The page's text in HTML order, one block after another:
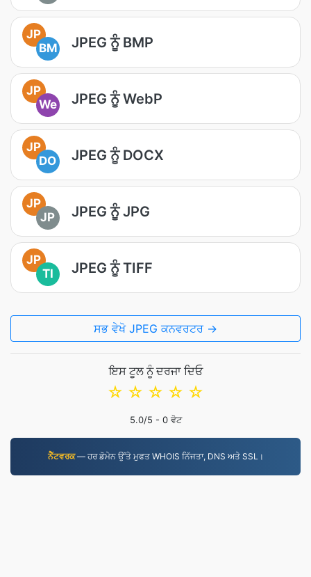
JP
BM
JPEG ਨੂੰ BMP
JP
We
JPEG ਨੂੰ WebP
JP
DO
JPEG ਨੂੰ DOCX
JP
JP
JPEG ਨੂੰ JPG
JP
TI
JPEG ਨੂੰ TIFF
ਸਭ ਵੇਖੋ JPEG ਕਨਵਰਟਰ →
ਇਸ ਟੂਲ ਨੂੰ ਦਰਜਾ ਦਿਓ
☆
☆
☆
☆
☆
5.0/5 - 0ਵੋਟ
ਨੈੱਟਵਰਕ— ਹਰ ਡੋਮੇਨ ਉੱਤੇ ਮੁਫਤ WHOIS ਨਿੱਜਤਾ, DNS ਅਤੇ SSL।